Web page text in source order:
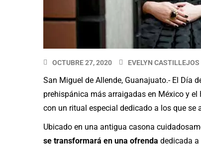
OCTUBRE 27, 2020 EVELYN CASTILLEJOS
San Miguel de Allende, Guanajuato.- El Día
prehispánica más arraigadas en México y
con un ritual especial dedicado a los que se
Ubicado en una antigua casona
se transformará en una ofrenda dedicada